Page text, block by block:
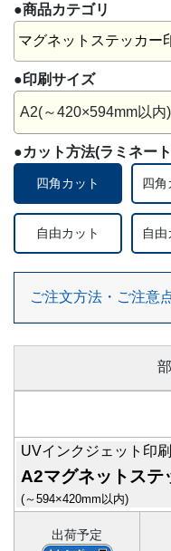
●商品カテゴリ
マグネットステッカー
●印刷サイズ
A2(～420×594mm以内)
●カット方法(ラミネー
四角カット 四角
自由カット 自由
ご注文方法・ご注意
UVインクジェット印刷
A2マグネットステ
(～594×420mm以内)
出荷予定